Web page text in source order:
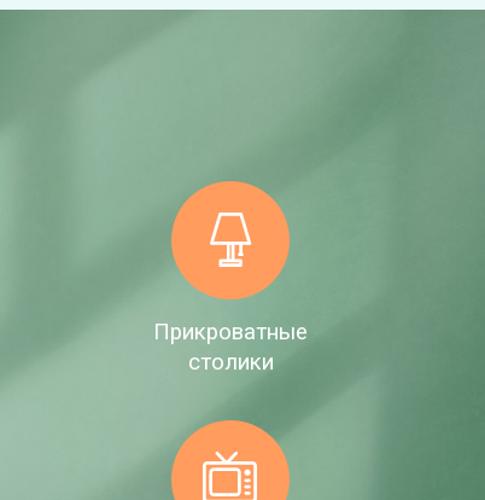
Прикроватные
столики